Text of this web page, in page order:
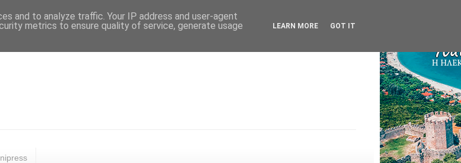
and to analyze traffic. Your IP address and user-agent
metrics to ensure quality of service, generate usage
LEARN MORE GOT IT